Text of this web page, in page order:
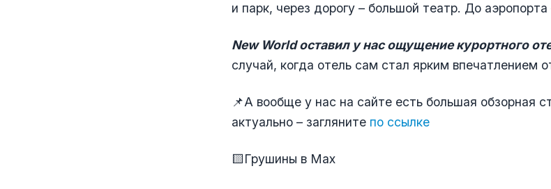
и парк, через дорогу – большой театр. До
New World оставил у нас ощущение курортного
случай, когда отель сам стал ярким впечатлением
📌А вообще у нас на сайте есть большая обзорная
актуально – загляните по ссылке
🟨Грушины в Мах